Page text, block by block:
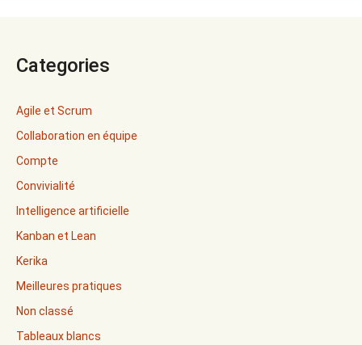
Categories
Agile et Scrum
Collaboration en équipe
Compte
Convivialité
Intelligence artificielle
Kanban et Lean
Kerika
Meilleures pratiques
Non classé
Tableaux blancs